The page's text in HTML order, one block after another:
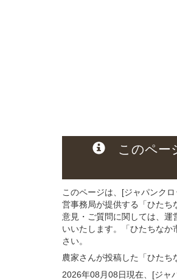
このペー
このページは、[ジャパンク
営事務局が提供する「ひたち
意見・ご質問に関しては、運
いいたします。「ひたちな
さい。
農家さんが投稿した「ひたち
2026年08月08日現在、[ジャ